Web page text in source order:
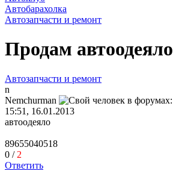
Автобарахолка
Автозапчасти и ремонт
Продам
Автозапчасти и ремонт
n
Nemchurman
15:51, 16.01.2013
автоодеяло
89655040518
0 / 2
Ответить